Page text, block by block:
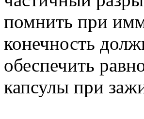
помнить при
конечность
обеспечить
капсулы при